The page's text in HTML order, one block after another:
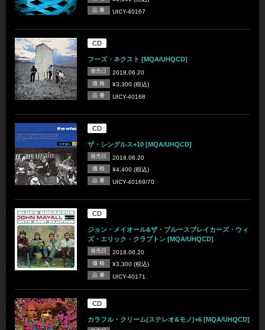
品 番 UICY-40167
CD
フーズ・ネクスト [MQA/UHQCD]
発売日 2018.06.20
価 格 ¥3,300 (税込)
品 番 UICY-40168
CD
ザ・シングルス+10 [MQA/UHQCD]
発売日 2018.06.20
価 格 ¥4,400 (税込)
品 番 UICY-40169/70
CD
ジョン・メイオール&ザ・ブルースブレイカーズ・ウィ
ズ・エリック・クラプトン [MQA/UHQCD]
発売日 2018.06.20
価 格 ¥3,300 (税込)
品 番 UICY-40171
CD
カラフル・クリーム(ステレオ&モノ)+6 [MQA/UHQCD]